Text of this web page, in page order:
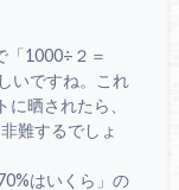
「1000÷２＝
いですね。これ
晒されたら、
難するでしょ
はいくら」の